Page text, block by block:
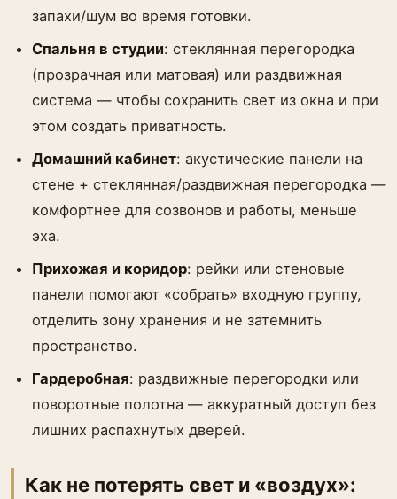
запахи/шум во время готовки.
Спальня в студии: стеклянная перегородка
(прозрачная или матовая) или раздвижная
система — чтобы сохранить свет из окна и при
этом создать приватность.
Домашний кабинет: акустические панели на
стене + стеклянная/раздвижная перегородка —
комфортнее для созвонов и работы, меньше
эха.
Прихожая и коридор: рейки или стеновые
панели помогают «собрать» входную группу,
отделить зону хранения и не затемнить
пространство.
Гардеробная: раздвижные перегородки или
поворотные полотна — аккуратный доступ без
лишних распахнутых дверей.
Как не потерять свет и «воздух»: